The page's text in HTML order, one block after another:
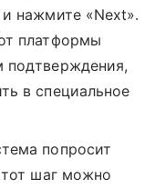
нажмите «Next».
платформы
подтверждения,
в специальное
попросит
шаг можно